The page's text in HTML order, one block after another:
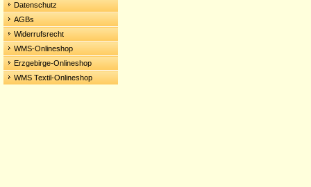
Datenschutz
AGBs
Widerrufsrecht
WMS-Onlineshop
Erzgebirge-Onlineshop
WMS Textil-Onlineshop